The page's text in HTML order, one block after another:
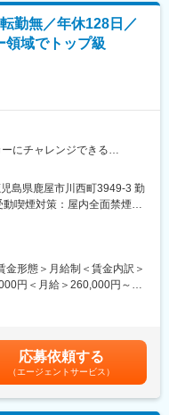
なアフターサービスの提供
宅の販売棟数は右肩上がり
棟数1,700棟、シェア拡大
員が健康で安心して働ける
極的、継続的に推進してま
年前、創業者の玉木康裕が
いこそ、タマホームの原点
勤無／年休128日／
領域でトップ級
にチャレンジできる
実
気圧縮機、空調、および工
を主導します。長期的な保
エネルギー効率、職場環
ながら、建物の改修、受変
トを主導します。
島県鹿屋市川西町3949-3 勤
喫煙対策：屋内全面禁煙変
金形態＞月給制＜賃金内訳＞
円＜月給＞260,000円～
安の金額であり、選考を通
(月額)は固定手当を含めた表
応募依頼する
（エージェントサービス）